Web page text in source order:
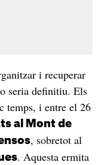
i recuperar
seria definitiu. Els
temps, i entre el 26
al Mont de
, sobretot al
. Aquesta ermita